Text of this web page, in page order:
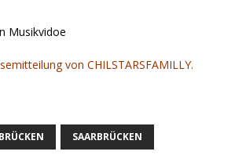
Musikvidoe
von CHILSTARSFAMILLY.
SAARBRÜCKEN